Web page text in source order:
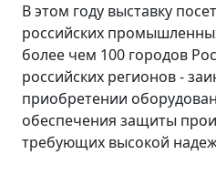
В этом году выставку
российских
более чем 100 городов
российских регионов -
приобретении
обеспечения защиты
требующих высокой